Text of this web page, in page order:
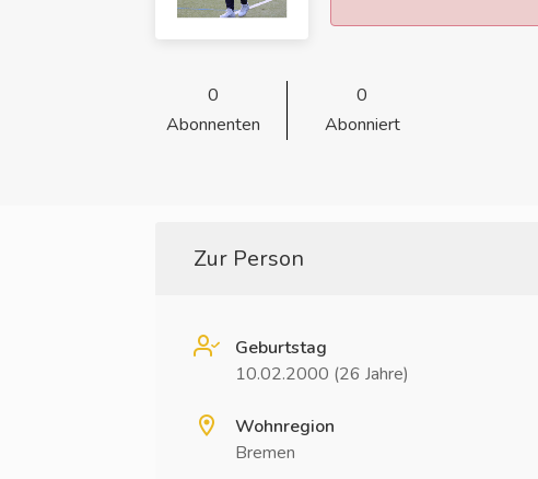
0
Abonnenten
0
Abonniert
Zur Person
Geburtstag
10.02.2000 (26 Jahre)
Wohnregion
Bremen